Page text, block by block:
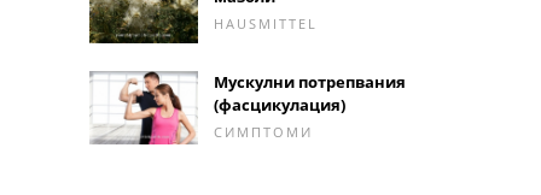
HAUSMITTEL
Мускулни потрепвания
(фасцикулация)
СИМПТОМИ